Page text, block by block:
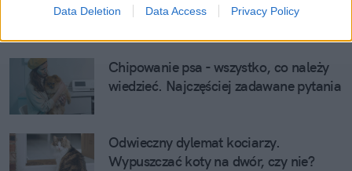
Data Deletion Data Access Privacy Policy
gminie płacą nawet więcej
Chipowanie psa - wszystko, co należy
wiedzieć. Najczęściej zadawane pytania
Odwieczny dylemat kociarzy.
Wypuszczać koty na dwór, czy nie?